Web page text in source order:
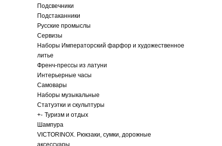
Подсвечники
Подстаканники
Русские промыслы
Сервизы
Наборы Императорский фарфор и художественное
литье
Френч-прессы из латуни
Интерьерные часы
Самовары
Наборы музыкальные
Статуэтки и скульптуры
+- Туризм и отдых
Шампура
VICTORINOX. Рюкзаки, сумки, дорожные
аксессуары